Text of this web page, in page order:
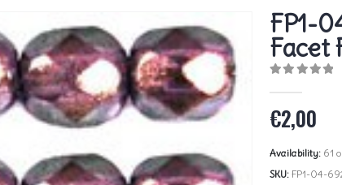
FP1-
Facet
€2,00
Availability: 61
SKU: FP1-04-